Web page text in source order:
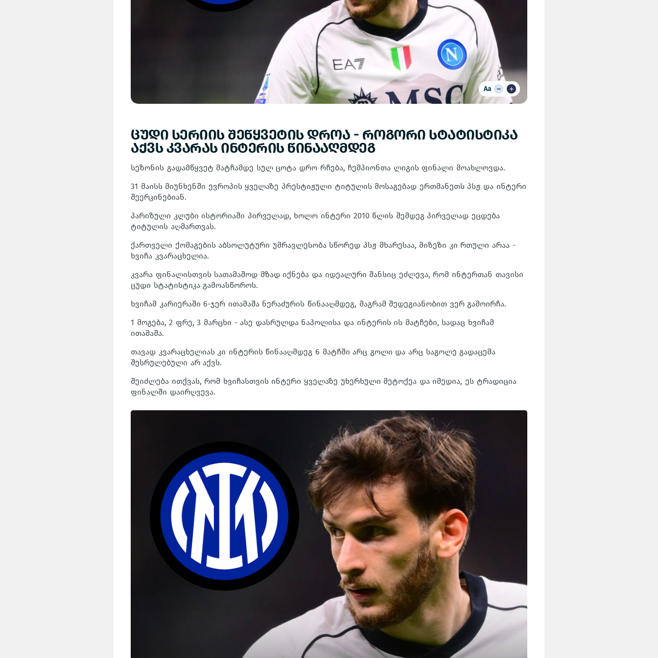
Aa
ცუდი სერიის შეწყვეტის დროა - როგორი სტატისტიკა
აქვს კვარას ინტერის წინააღმდეგ
სეზონის გადამწყვეტ მატჩამდე სულ ცოტა დრო რჩება, ჩემპიონთა ლიგის ფინალი მოახლოვდა.
31 მაისს მიუნხენში ევროპის ყველაზე პრესტიჟული ტიტულის მოსაგებად ერთმანეთს პსჟ და ინტერი
შეერკინებიან.
პარიზული კლუბი ისტორიაში პირველად, ხოლო ინტერი 2010 წლის შემდეგ პირველად ეცდება
ტიტულის აღმართვას.
ქართველი ქომაგების აბსოლუტური უმრავლესობა სწორედ პსჟ მხარესაა, მიზეზი კი რთული არაა -
ხვიჩა კვარაცხელია.
კვარა ფინალისთვის სათამაშოდ მზად იქნება და იდეალური შანსიც ეძლევა, რომ ინტერთან თავისი
ცუდი სტატისტიკა გამოასწოროს.
ხვიჩამ კარიერაში 6-ჯერ ითამაშა ნერაძურის წინააღმდეგ, მაგრამ შედეგიანობით ვერ გამოირჩა.
1 მოგება, 2 ფრე, 3 მარცხი - ასე დასრულდა ნაპოლისა და ინტერის ის მატჩები, სადაც ხვიჩამ
ითამაშა.
თავად კვარაცხელიას კი ინტერის წინააღმდეგ 6 მატჩში არც გოლი და არც საგოლე გადაცემა
შესრულებული არ აქვს.
შეიძლება ითქვას, რომ ხვიჩასთვის ინტერი ყველაზე უხერხული მეტოქეა და იმედია, ეს ტრადიცია
ფინალში დაირღვევა.